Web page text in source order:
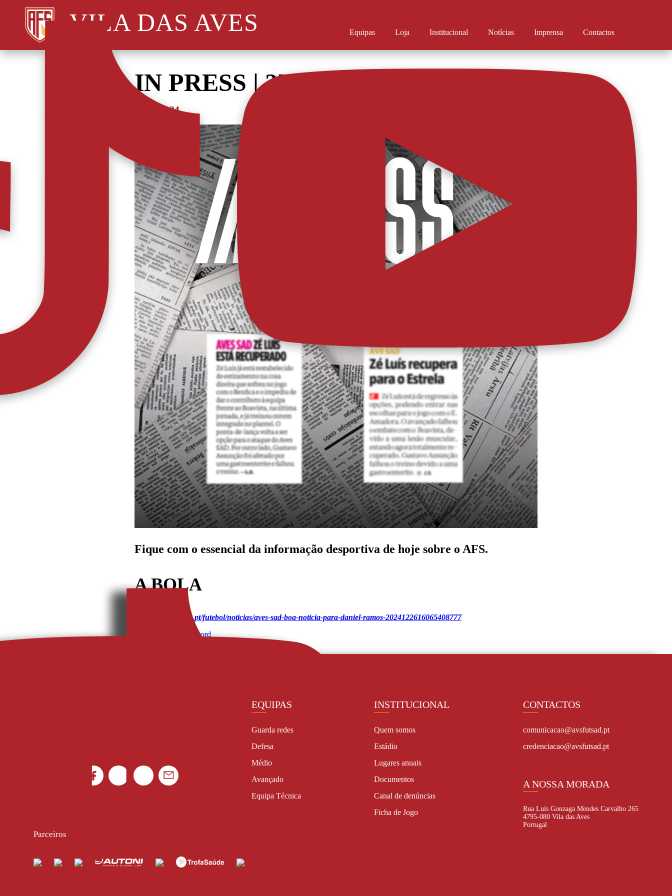
VILA DAS AVES Equipas Loja Institucional Notícias Imprensa Contactos
IN PRESS | 27 DEZEMBRO
27/12/2024
Fique com o essencial da informação desportiva de hoje sobre o AFS.
A BOLA
https://www.abola.pt/futebol/noticias/aves-sad-boa-noticia-para-daniel-ramos-2024122616065408777
Record
Parceiros
EQUIPAS
Guarda redes
Defesa
Médio
Avançado
Equipa Técnica
INSTITUCIONAL
Quem somos
Estádio
Lugares anuais
Documentos
Canal de denúncias
Ficha de Jogo
CONTACTOS
comunicacao@avsfutsad.pt
credenciacao@avsfutsad.pt
A NOSSA MORADA
Rua Luís Gonzaga Mendes Carvalho 265
4795-080 Vila das Aves
Portugal